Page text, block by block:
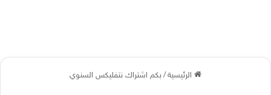
الرئيسية/ بكم اشتراك نتفلیکس السنوي